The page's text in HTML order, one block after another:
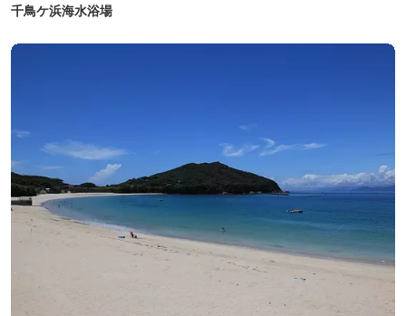
千鳥ケ浜海水浴場